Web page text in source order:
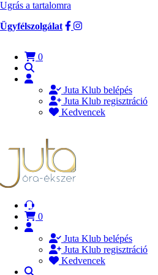
Ugrás a tartalomra
Ügyfélszolgálat
0
Juta Klub belépés
Juta Klub regisztráció
Kedvencek
0
Juta Klub belépés
Juta Klub regisztráció
Kedvencek